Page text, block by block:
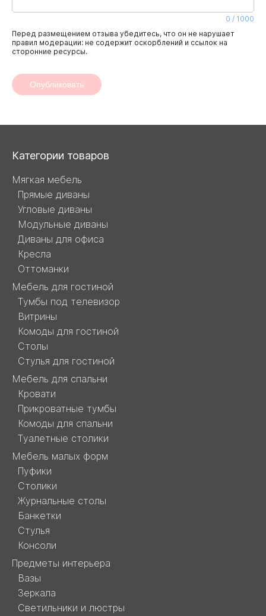
0 / 1000
Перед размещением отзыва убедитесь, что он не нарушает
правил модерации: не содержит оскорблений и ссылок на
сторонние ресурсы.
Опубликовать
Навигация
и
контакты
Категории товаров
Мягкая мебель
Прямые диваны
Угловые диваны
Модульные диваны
Диваны для офиса
Кресла
Оттоманки
Мебель для гостиной
Тумбы под телевизор
Витрины
Комоды для гостиной
Столы
Стулья для гостиной
Мебель для спальни
Кровати
Прикроватные тумбы
Комоды для спальни
Туалетные столики
Мебель малых форм
Пуфики
Столики
Журнальные столы
Банкетки
Стулья
Консоли
Предметы интерьера
Вазы
Зеркала
Светильники и люстры